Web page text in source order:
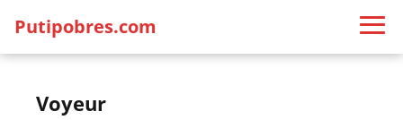
Putipobres.com
Voyeur